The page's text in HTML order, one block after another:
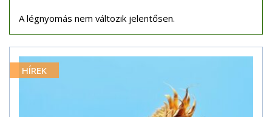
A légnyomás nem változik jelentősen.
HÍREK